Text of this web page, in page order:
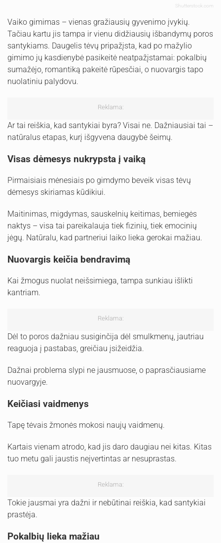
Shutterstock.com
Vaiko gimimas – vienas gražiausių gyvenimo įvykių.
Tačiau kartu jis tampa ir vienu didžiausių išbandymų poros
santykiams. Daugelis tėvų pripažįsta, kad po mažylio
gimimo jų kasdienybė pasikeitė neatpažįstamai: pokalbių
sumažėjo, romantiką pakeitė rūpesčiai, o nuovargis tapo
nuolatiniu palydovu.
Reklama:
Ar tai reiškia, kad santykiai byra? Visai ne. Dažniausiai tai –
natūralus etapas, kurį išgyvena daugybė šeimų.
Visas dėmesys nukrypsta į vaiką
Pirmaisiais mėnesiais po gimdymo beveik visas tėvų
dėmesys skiriamas kūdikiui.
Maitinimas, migdymas, sauskelnių keitimas, bemiegės
naktys – visa tai pareikalauja tiek fizinių, tiek emocinių
jėgų. Natūralu, kad partneriui laiko lieka gerokai mažiau.
Nuovargis keičia bendravimą
Kai žmogus nuolat neišsimiega, tampa sunkiau išlikti
kantriam.
Reklama:
Dėl to poros dažniau susiginčija dėl smulkmenų, jautriau
reaguoja į pastabas, greičiau įsižeidžia.
Dažnai problema slypi ne jausmuose, o paprasčiausiame
nuovargyje.
Keičiasi vaidmenys
Tapę tėvais žmonės mokosi naujų vaidmenų.
Kartais vienam atrodo, kad jis daro daugiau nei kitas. Kitas
tuo metu gali jaustis neįvertintas ar nesuprastas.
Reklama:
Tokie jausmai yra dažni ir nebūtinai reiškia, kad santykiai
prastėja.
Pokalbių lieka mažiau